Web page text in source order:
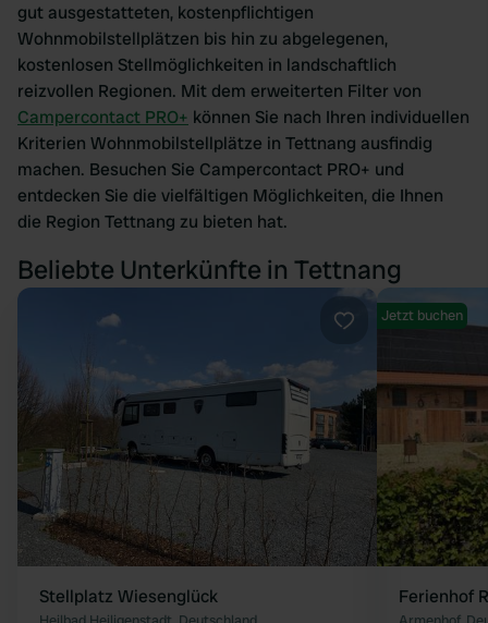
gut ausgestatteten, kostenpflichtigen
Wohnmobilstellplätzen bis hin zu abgelegenen,
kostenlosen Stellmöglichkeiten in landschaftlich
reizvollen Regionen. Mit dem erweiterten Filter von
Campercontact PRO+ können Sie nach Ihren individuellen
Kriterien Wohnmobilstellplätze in Tettnang ausfindig
machen. Besuchen Sie Campercontact PRO+ und
entdecken Sie die vielfältigen Möglichkeiten, die Ihnen
die Region Tettnang zu bieten hat.
Beliebte Unterkünfte in Tettnang
Stellplatz Wiesenglück
Jetzt buchen
Ferienhof